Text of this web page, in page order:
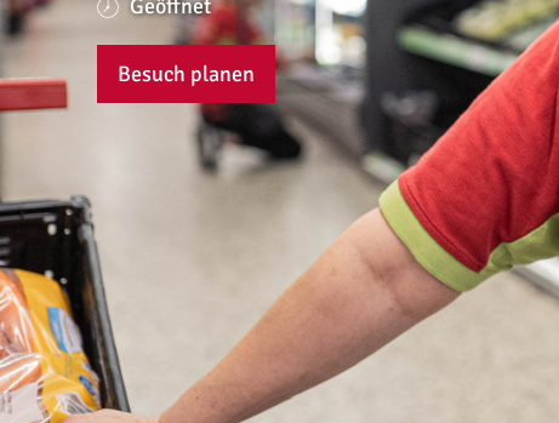
Geöffnet
Besuch planen